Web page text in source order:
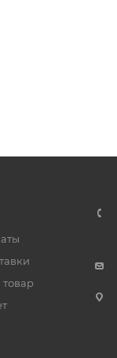
товар